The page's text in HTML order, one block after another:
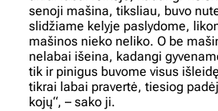
senoji mašina, tiksliau, buvo
slidžiame kelyje paslydome,
mašinos nieko neliko. O be
nelabai išeina, kadangi
tik ir pinigus buvome visus
tikrai labai pravertė, tiesiog
kojų“, – sako ji.